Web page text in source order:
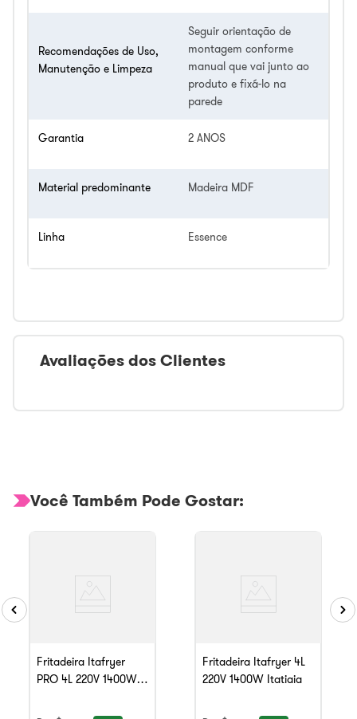
Recomendações de Uso,
Manutenção e Limpeza
Seguir orientação de
montagem conforme
manual que vai junto ao
produto e fixá-lo na
parede
Garantia 2 ANOS
Material predominante Madeira MDF
Linha Essence
Avaliações dos Clientes
Você Também Pode Gostar:
Fritadeira Itafryer
PRO 4L 220V 1400W
Fritadeira Itafryer 4L
220V 1400W Itatiaia